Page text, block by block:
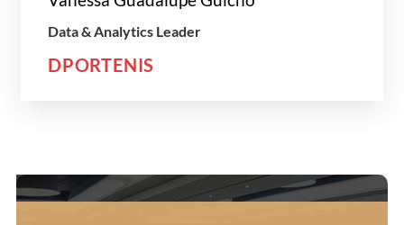
Data & Analytics Leader
DPORTENIS